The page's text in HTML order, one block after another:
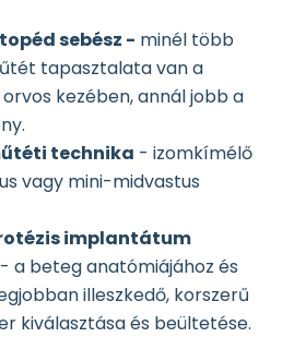
sebész - minél több
tapasztalata van a
kezében, annál jobb a
technika - izomkímélő
vagy mini-midvastus
implantátum
- a beteg anatómiájához és
illeszkedő, korszerű
kiválasztása és beültetése.